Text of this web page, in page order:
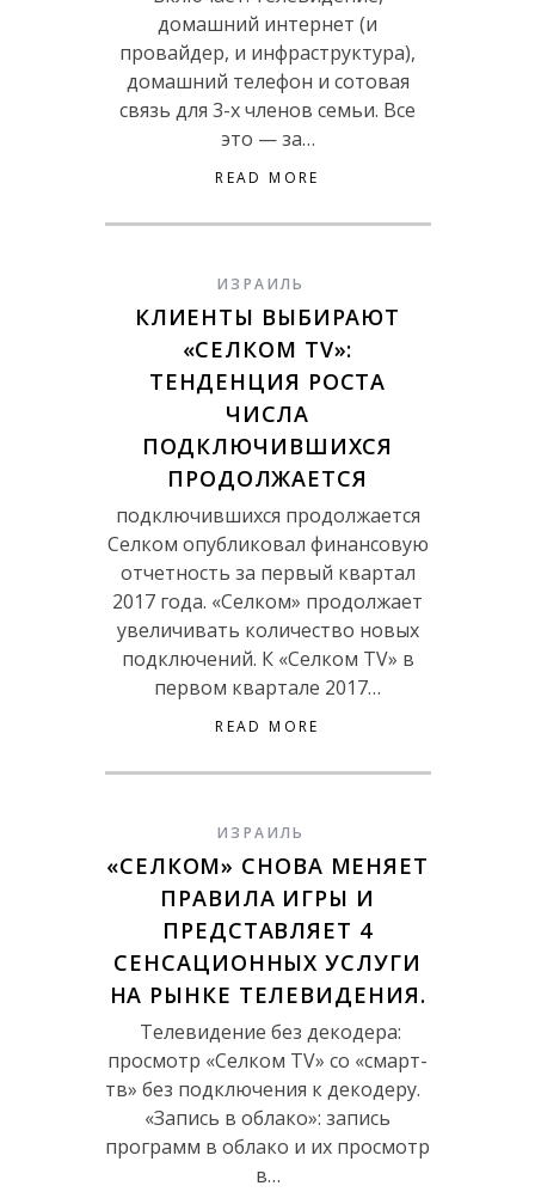
домашний интернет (и
провайдер, и инфраструктура),
домашний телефон и сотовая
связь для 3-х членов семьи. Все
это — за…
READ MORE
ИЗРАИЛЬ
КЛИЕНТЫ ВЫБИРАЮТ
«СЕЛКОМ TV»:
ТЕНДЕНЦИЯ РОСТА
ЧИСЛА
ПОДКЛЮЧИВШИХСЯ
ПРОДОЛЖАЕТСЯ
подключившихся продолжается
Селком опубликовал финансовую
отчетность за первый квартал
2017 года. «Селком» продолжает
увеличивать количество новых
подключений. К «Селком TV» в
первом квартале 2017…
READ MORE
ИЗРАИЛЬ
«СЕЛКОМ» СНОВА МЕНЯЕТ
ПРАВИЛА ИГРЫ И
ПРЕДСТАВЛЯЕТ 4
СЕНСАЦИОННЫХ УСЛУГИ
НА РЫНКЕ ТЕЛЕВИДЕНИЯ.
Телевидение без декодера:
просмотр «Селком TV» со «смарт-
тв» без подключения к декодеру.
«Запись в облако»: запись
программ в облако и их просмотр
в…